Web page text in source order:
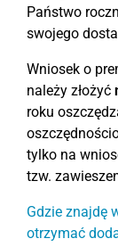
Państwo
swojego
Wniosek o
należy złożyć
roku
tylko na
tzw.
Gdzie znajdę
otrzymać